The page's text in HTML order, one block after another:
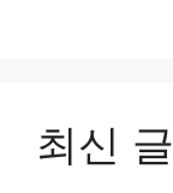
최신 글